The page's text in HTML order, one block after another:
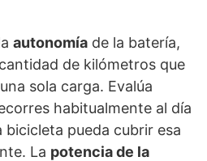
autonomía de la batería,
de kilómetros que
sola carga. Evalúa
habitualmente al día
bicicleta pueda cubrir esa
La potencia de la